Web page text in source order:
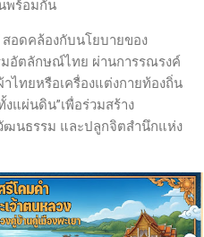
พร้อมกัน
อดคล้องกับนโยบายของ
มอัตลักษณ์ไทย ผ่านการรณรงค์
ไทยหรือเครื่องแต่งกายท้องถิ่น
แผ่นดิน”เพื่อร่วมสร้าง
ฒนธรรม และปลูกจิตสำนึกแห่ง